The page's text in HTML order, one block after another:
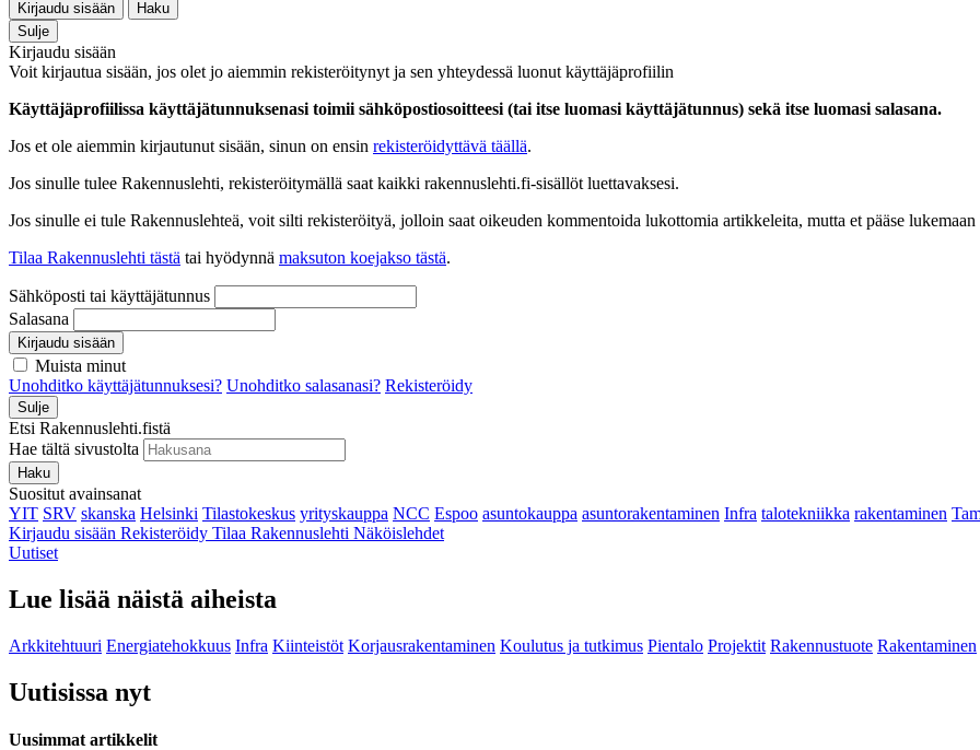
Kirjaudu sisään
Haku
Sulje
Kirjaudu sisään
Voit kirjautua sisään, jos olet jo aiemmin rekisteröitynyt ja sen yhteydessä luonut käyttäjäprofiilin
Käyttäjäprofiilissa käyttäjätunnuksenasi toimii sähköpostiosoitteesi (tai itse luomasi käyttäjätunnus) sekä itse luomasi salasana.
Jos et ole aiemmin kirjautunut sisään, sinun on ensin rekisteröidyttävä täällä.
Jos sinulle tulee Rakennuslehti, rekisteröitymällä saat kaikki rakennuslehti.fi-sisällöt luettavaksesi.
Jos sinulle ei tule Rakennuslehteä, voit silti rekisteröityä, jolloin saat oikeuden kommentoida lukottomia artikkeleita, mutta et pääse
Tilaa Rakennuslehti tästä tai hyödynnä maksuton koejakso tästä.
Sähköposti tai käyttäjätunnus
Salasana
Kirjaudu sisään
Muista minut
Unohditko käyttäjätunnuksesi? Unohditko salasanasi? Rekisteröidy
Sulje
Etsi Rakennuslehti.fistä
Hae tältä sivustolta
Haku
Suositut avainsanat
YIT SRV skanska Helsinki Tilastokeskus yrityskauppa NCC Espoo asuntokauppa asuntorakentaminen Infra talotekniikka rakentaminen
Kirjaudu sisään Rekisteröidy Tilaa Rakennuslehti Näköislehdet
Uutiset
Lue lisää näistä aiheista
Arkkitehtuuri Energiatehokkuus Infra Kiinteistöt Korjausrakentaminen Koulutus ja tutkimus Pientalo Projektit Rakennustuote Rakentaminen
Uutisissa nyt
Uusimmat artikkelit